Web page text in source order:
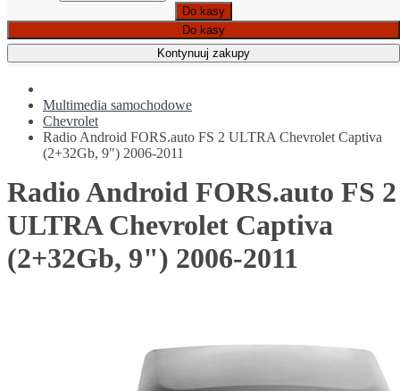
Do kasy
Do kasy
Kontynuuj zakupy
Multimedia samochodowe
Chevrolet
Radio Android FORS.auto FS 2 ULTRA Chevrolet Captiva
(2+32Gb, 9") 2006-2011
Radio Android FORS.auto FS 2
ULTRA Chevrolet Captiva
(2+32Gb, 9") 2006-2011